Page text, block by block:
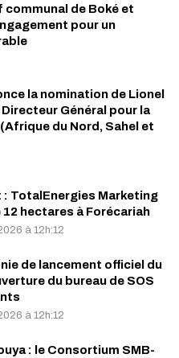
communal de Boké et
pour un
la nomination de Lionel
Général pour la
du Nord, Sahel et
: TotalEnergies Marketing
12 hectares à Forécariah
à 12h:12
de lancement officiel du
du bureau de SOS
à 12h:12
: le Consortium SMB-